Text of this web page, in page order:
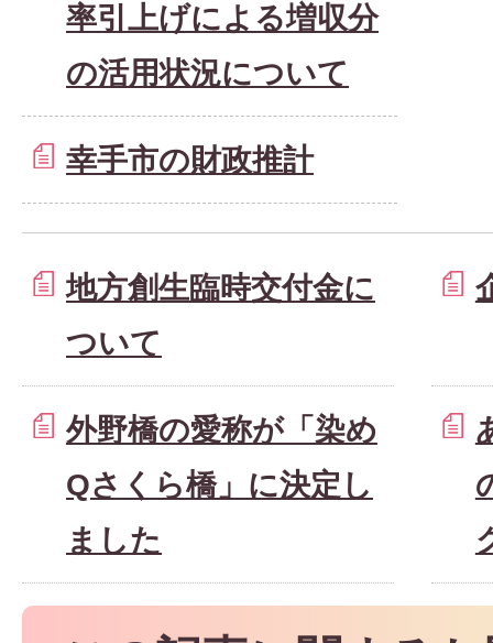
率引上げによる増収分
の活用状況について
幸手市の財政推計
地方創生臨時交付金に
ついて
外野橋の愛称が「染め
Qさくら橋」に決定し
ました